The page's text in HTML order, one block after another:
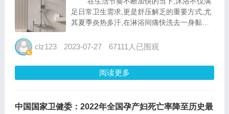
足日常卫生需求,更是舒压解乏的重要方式,尤
其夏季炎热多汗,在淋浴间痛快洗去一身黏腻
随着消费者对沐浴体验日益重视,消费需求也
温、收...
clz123 2023-07-27 67111人已围观
阅读更多
中国国家卫健委：2022年全国孕产妇死亡率降至历史最